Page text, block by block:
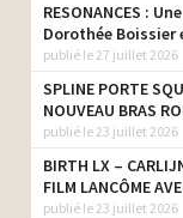
RESONANCES :
Dorothée Boissier
publié le 27 juillet 2026
SPLINE PORTE
NOUVEAU BRAS
publié le 23 juillet 2026
BIRTH LX –
FILM LANCÔME
publié le 23 juillet 2026